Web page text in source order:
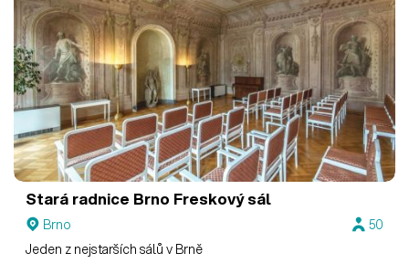
Stará radnice Brno Freskový sál
Brno
50
Jeden z nejstarších sálů v Brně